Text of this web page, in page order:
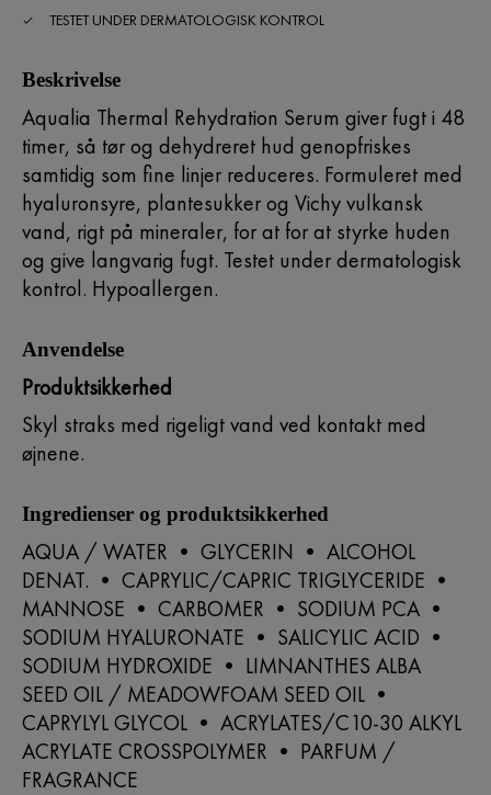
TESTET UNDER DERMATOLOGISK KONTROL
Beskrivelse
Aqualia Thermal Rehydration Serum giver fugt i 48
timer, så tør og dehydreret hud genopfriskes
samtidig som fine linjer reduceres. Formuleret med
hyaluronsyre, plantesukker og Vichy vulkansk
vand, rigt på mineraler, for at for at styrke huden
og give langvarig fugt. Testet under dermatologisk
kontrol. Hypoallergen.
Anvendelse
Produktsikkerhed
Skyl straks med rigeligt vand ved kontakt med
øjnene.
Ingredienser og produktsikkerhed
AQUA / WATER • GLYCERIN • ALCOHOL
DENAT. • CAPRYLIC/CAPRIC TRIGLYCERIDE •
MANNOSE • CARBOMER • SODIUM PCA •
SODIUM HYALURONATE • SALICYLIC ACID •
SODIUM HYDROXIDE • LIMNANTHES ALBA
SEED OIL / MEADOWFOAM SEED OIL •
CAPRYLYL GLYCOL • ACRYLATES/C10-30 ALKYL
ACRYLATE CROSSPOLYMER • PARFUM /
FRAGRANCE